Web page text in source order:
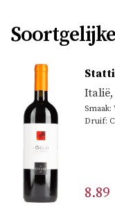
Statti
Italië,
Druif:
8.89